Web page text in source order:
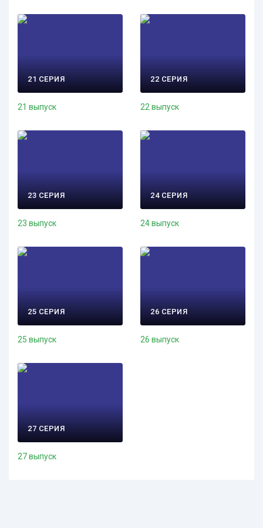
21 СЕРИЯ
21 выпуск
22 СЕРИЯ
22 выпуск
23 СЕРИЯ
23 выпуск
24 СЕРИЯ
24 выпуск
25 СЕРИЯ
25 выпуск
26 СЕРИЯ
26 выпуск
27 СЕРИЯ
27 выпуск